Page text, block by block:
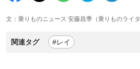
文：乗りものニュース 安藤昌季（乗りものライタ
関連タグ #レイ